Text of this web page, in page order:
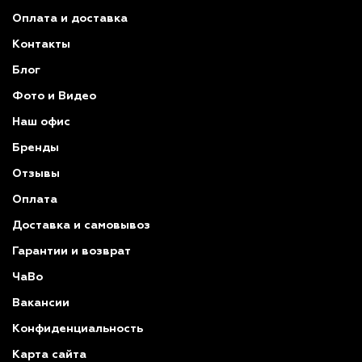
Оплата и доставка
Контакты
Блог
Фото и Видео
Наш офис
Бренды
Отзывы
Оплата
Доставка и самовывоз
Гарантии и возврат
ЧаВо
Вакансии
Конфиденциальность
Карта сайта